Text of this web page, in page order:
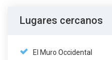
Lugares cercanos
El Muro Occidental